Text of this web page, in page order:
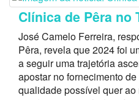
Clínica de Pêra no
José Camelo Ferreira,
Pêra, revela que 2024 foi
a seguir uma trajetória
apostar no fornecimento
qualidade possível quer